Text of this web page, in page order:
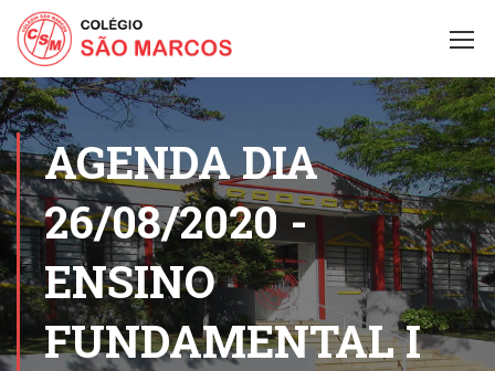
AGENDA DIA
26/08/2020 -
ENSINO
FUNDAMENTAL I